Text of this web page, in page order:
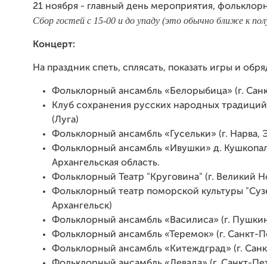
21 ноября - главный день мероприятия,
Сбор гостей с 15-00 и до упаду (это обычно ближе к
Концерт:
На праздник спеть, сплясать, показать игры и
Фольклорный ансамбль «Белорыбица» (г.
Клуб сохранения русских народных
(Луга)
Фольклорный ансамбль «Гусельки» (г. Нарва,
Фольклорный ансамбль «Ивушки» д.
Архангельская область.
Фольклорный Театр "Круговина" (г. Великий
Фольклорный театр поморской культуры
Архангельск)
Фольклорный ансамбль «Василиса» (г.
Фольклорный ансамбль «Теремок» (г. Санкт-
Фольклорный ансамбль «Китеждград» (г.